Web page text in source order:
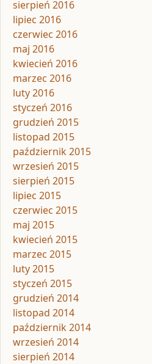
sierpień 2016
lipiec 2016
czerwiec 2016
maj 2016
kwiecień 2016
marzec 2016
luty 2016
styczeń 2016
grudzień 2015
listopad 2015
październik 2015
wrzesień 2015
sierpień 2015
lipiec 2015
czerwiec 2015
maj 2015
kwiecień 2015
marzec 2015
luty 2015
styczeń 2015
grudzień 2014
listopad 2014
październik 2014
wrzesień 2014
sierpień 2014